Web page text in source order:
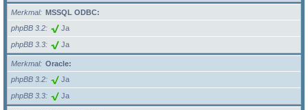
Merkmal
MSSQL ODBC:
phpBB 3.2
Ja
phpBB 3.3 Ja
Merkmal
Oracle:
phpBB 3.2
Ja
phpBB 3.3 Ja